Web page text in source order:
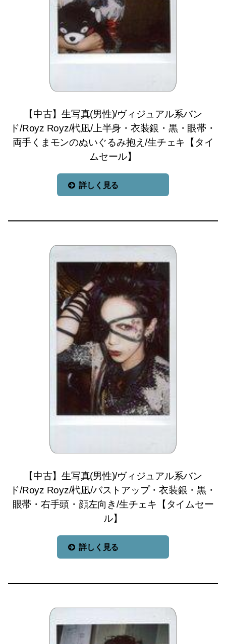
【中古】生写真(男性)/ヴィジュアル系バン
ド/Royz Royz/杙凪/上半身・衣装銀・黒・眼帯・
両手くまモンのぬいぐるみ抱え/生チェキ【タイ
ムセール】
詳しく見る
【中古】生写真(男性)/ヴィジュアル系バン
ド/Royz Royz/杙凪/バストアップ・衣装銀・黒・
眼帯・右手頭・顔左向き/生チェキ【タイムセー
ル】
詳しく見る